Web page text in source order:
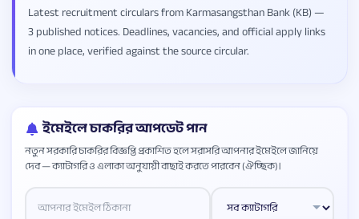
Latest recruitment circulars from Karmasangsthan Bank (KB) —
3 published notices. Deadlines, vacancies, and official apply links
in one place, verified against the source circular.
ইমেইলে চাকরির আপডেট পান
নতুন সরকারি চাকরির বিজ্ঞপ্তি প্রকাশিত হলে সরাসরি আপনার ইমেইলে জানিয়ে
দেব — ক্যাটাগরি ও এলাকা অনুযায়ী বাছাই করতে পারবেন (ঐচ্ছিক)।
Website